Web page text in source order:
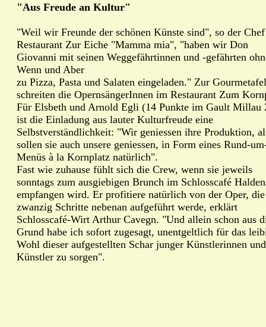
"Aus Freude an Kultur"
"Weil wir Freunde der schönen Künste sind", so der
Restaurant Zur Eiche "Mamma mia", "haben wir Don
Giovanni mit seinen Weggefährtinnen und -gefährten
Wenn und Aber
zu Pizza, Pasta und Salaten eingeladen." Zur Gourmetafel
schreiten die OpernsängerInnen im Restaurant Zum
Für Elsbeth und Arnold Egli (14 Punkte im Gault Millau
ist die Einladung aus lauter Kulturfreude eine
Selbstverständlichkeit: "Wir geniessen ihre Produktion,
sollen sie auch unsere geniessen, in Form eines Rund-
Menüs à la Kornplatz natürlich".
Fast wie zuhause fühlt sich die Crew, wenn sie jeweils
sonntags zum ausgiebigen Brunch im Schlosscafé
empfangen wird. Er profitiere natürlich von der Oper,
zwanzig Schritte nebenan aufgeführt werde, erklärt
Schlosscafé-Wirt Arthur Cavegn. "Und allein schon aus
Grund habe ich sofort zugesagt, unentgeltlich für das
Wohl dieser aufgestellten Schar junger Künstlerinnen und
Künstler zu sorgen".